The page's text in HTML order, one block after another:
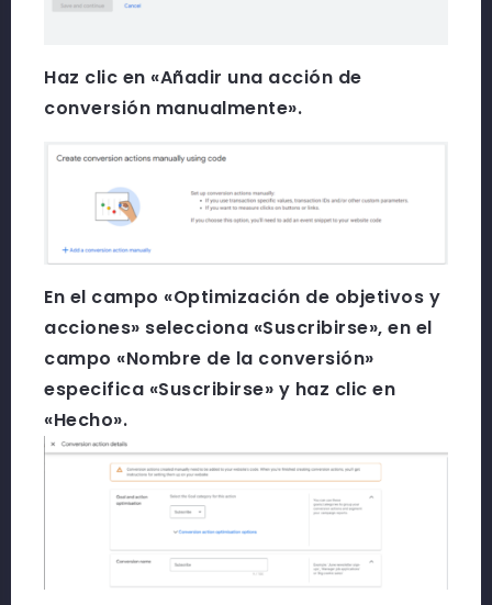
Haz clic en «Añadir una acción de
conversión manualmente».
En el campo «Optimización de objetivos y
acciones» selecciona «Suscribirse», en el
campo «Nombre de la conversión»
especifica «Suscribirse» y haz clic en
«Hecho».